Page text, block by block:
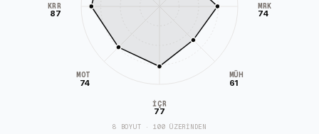
MRK
74
MÜH
61
İÇR
77
MOT
74
KRR
87
8 BOYUT · 100 ÜZERİNDEN